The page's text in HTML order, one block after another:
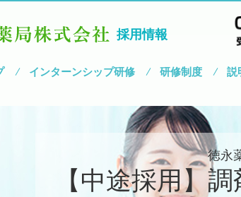
採用情報
インターンシップ研修 研修制度 説
徳永
【中途採用】